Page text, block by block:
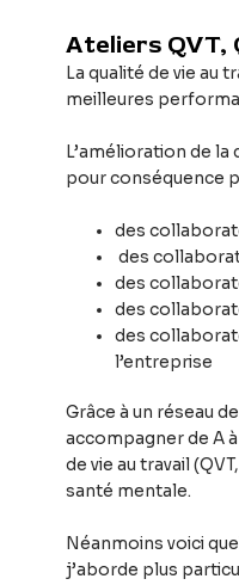
Ateliers QVT,
La qualité de vie au
meilleures
L’amélioration de la
pour conséquence
des
des
des
des
des
l’entreprise
Grâce à un réseau
accompagner de A
de vie au travail
santé mentale.
Néanmoins voici
j’aborde plus